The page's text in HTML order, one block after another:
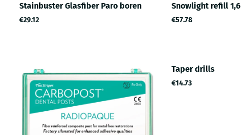
Stainbuster Glasfiber Paro boren
€29.12
Snowlight refill 1,6
€57.78
Taper drills
€14.73